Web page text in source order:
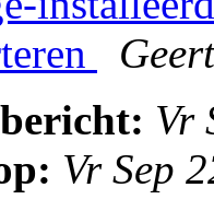
Vr
Vr Sep